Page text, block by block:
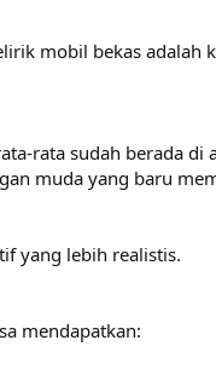
mobil bekas
rata sudah berada
muda yang baru
yang lebih realistis.
mendapatkan: